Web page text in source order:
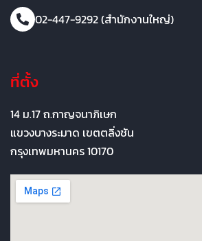
02-447-9292 (สำนักงานใหญ่)
ที่ตั้ง
14 ม.17 ถ.กาญจนาภิเษก
แขวงบางระมาด เขตตลิ่งชัน
กรุงเทพมหานคร 10170